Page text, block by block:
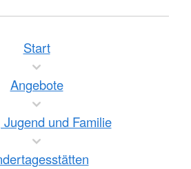
Start
Angebote
Jugend und Familie